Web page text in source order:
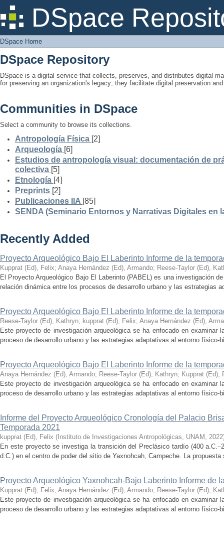
DSpace
DSpace Home
DSpace Home
DSpace Repository
DSpace is a digital service that collects, preserves, and distributes digital
for preserving an organization's legacy; they facilitate digital preservation
Communities in DSpace
Select a community to browse its collections.
Antropología Física [2]
Arqueología [6]
Estudios de antropología visual: documentación de
colectiva [5]
Etnología [4]
Preprints [2]
Publicaciones IIA [85]
SENDA (Seminario Entornos y Narrativas Digitales en
Recently Added
Proyecto Arqueológico Bajo El Laberinto Informe de la
Kupprat (Ed), Felix; Anaya Hernández (Ed), Armando; Reese-Taylor (Ed),
El Proyecto Arqueológico Bajo El Laberinto (PABEL) es una investigación
relación dinámica entre los procesos de desarrollo urbano y las estrategias
Proyecto Arqueológico Bajo El Laberinto Informe de la
Reese-Taylor (Ed), Kathryn; kupprat (Ed), Felix; Anaya Hernández (Ed),
Este proyecto de investigación arqueológica se ha enfocado en examinar
proceso de desarrollo urbano y las estrategias adaptativas al entorno físico-
Proyecto Arqueológico Bajo El Laberinto Informe de la
Anaya Hernández (Ed), Armando; Reese-Taylor (Ed), Kathryn; Kupprat (Ed),
Este proyecto de investigación arqueológica se ha enfocado en examinar
proceso de desarrollo urbano y las estrategias adaptativas al entorno físico-
Informe del Proyecto Arqueológico Cronología del Palacio
Temporada 2021
kupprat (Ed), Felix ( Instituto de Investigaciones Antropológicas, UNAM , 2022
En este proyecto se investiga la transición del Preclásico tardío (400
d.C.) en el centro de poder del sitio de Yaxnohcah, Campeche. La
Proyecto Arqueológico Yaxnohcah-Bajo Laberinto Informe de
Kupprat (Ed), Felix; Anaya Hernández (Ed), Armando; Reese-Taylor (Ed),
Este proyecto de investigación arqueológica se ha enfocado en examinar
proceso de desarrollo urbano y las estrategias adaptativas al entorno físico-